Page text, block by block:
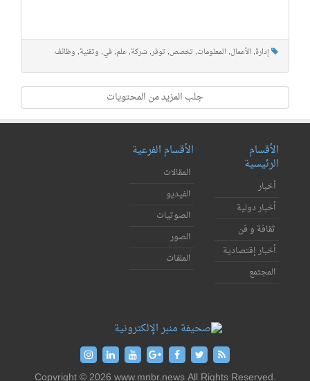
إدارة, الأعمال, المعلومات, تخصص, توفر, شركة, علم, في, وتقنية, وظائف
جلب المزيد من المحتويات
الأقسام
الرئيسية
أخبار
أخبار دولية
ثقافة و فن
أخبار إقتصادية
المجتمع
الأقسام الفرعية
المقالات
الفيديو
الصوتيات
الصور
الملفات